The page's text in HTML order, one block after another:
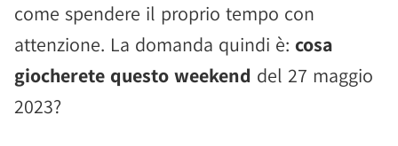
come spendere il proprio tempo con
attenzione. La domanda quindi è: cosa
giocherete questo weekend del 27 maggio
2023?